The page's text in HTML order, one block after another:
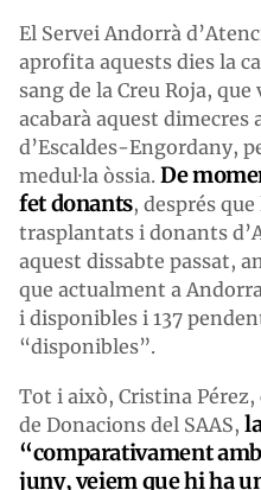
El Servei Andorrà
aprofita aquests dies la
sang de la Creu Roja,
acabarà aquest dimecres
d’Escaldes-Engordany,
medul·la òssia. De
fet donants, després que
trasplantats i donants
aquest dissabte passat,
que actualment a
i disponibles i 137
“disponibles”.
Tot i això, Cristina
de Donacions del SAAS,
“comparativament
juny, veiem que hi ha